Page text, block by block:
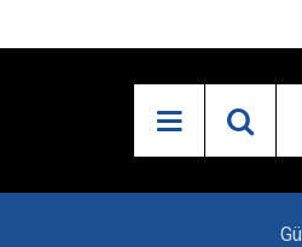
Iyaş’ın